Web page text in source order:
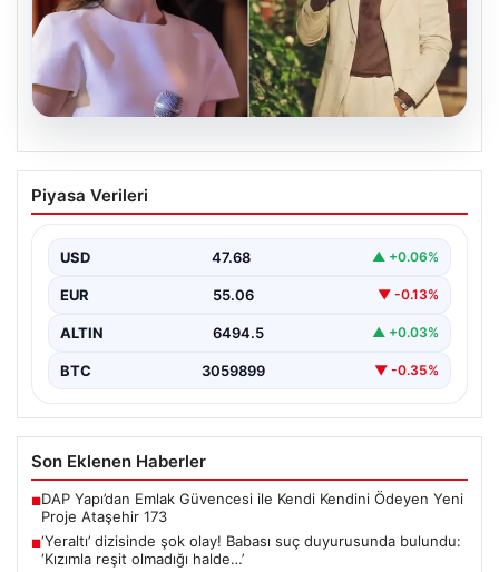
‘Yeraltı’ dizisinde şok olay! Babası suç
duyurusunda bulundu: ‘Kızımla reşit
Piyasa Verileri
USD 47.68 ▲ +0.06%
EUR 55.06 ▼ -0.13%
ALTIN 6494.5 ▲ +0.03%
BTC 3059899 ▼ -0.35%
Son Eklenen Haberler
■DAP Yapı’dan Emlak Güvencesi ile Kendi Kendini Ödeyen Yeni
Proje Ataşehir 173
■‘Yeraltı’ dizisinde şok olay! Babası suç duyurusunda bulundu:
‘Kızımla reşit olmadığı halde…’